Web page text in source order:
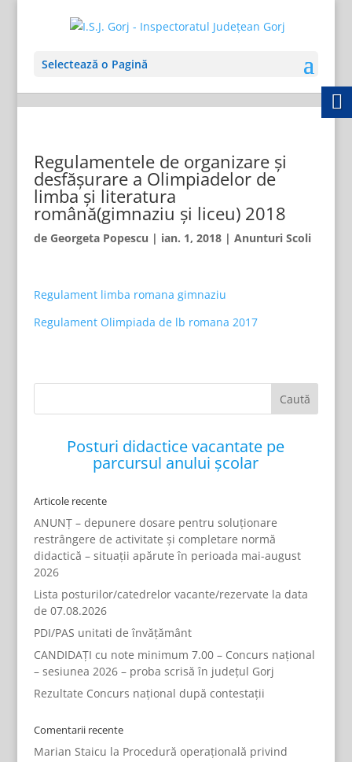
Selectează o Pagină
Regulamentele de organizare şi
desfăşurare a Olimpiadelor de
limba şi literatura
română(gimnaziu şi liceu) 2018
de Georgeta Popescu | ian. 1, 2018| Anunturi Scoli
Regulament limba romana gimnaziu
Regulament Olimpiada de lb romana 2017
Posturi didactice vacantate pe
parcursul anului școlar
Articole recente
ANUNȚ – depunere dosare pentru soluționare
restrângere de activitate și completare normă
didactică – situații apărute în perioada mai-august
2026
Lista posturilor/catedrelor vacante/rezervate la data
de 07.08.2026
PDI/PAS unitati de învățământ
CANDIDAȚI cu note minimum 7.00 – Concurs național
– sesiunea 2026 – proba scrisă în județul Gorj
Rezultate Concurs național după contestații
Comentarii recente
Marian Staicu la Procedură operațională privind